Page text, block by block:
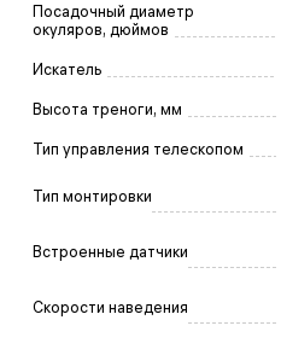
Посадочный диаметр
окуляров, дюймов
Искатель
Высота треноги, мм
Тип управления телескопом
Тип монтировки
Встроенные датчики
Скорости наведения